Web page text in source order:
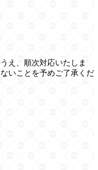
え、順次対応いたしま
いことを予めご了承くだ